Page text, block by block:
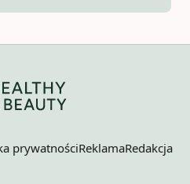
prywatnościReklamaRedakcja